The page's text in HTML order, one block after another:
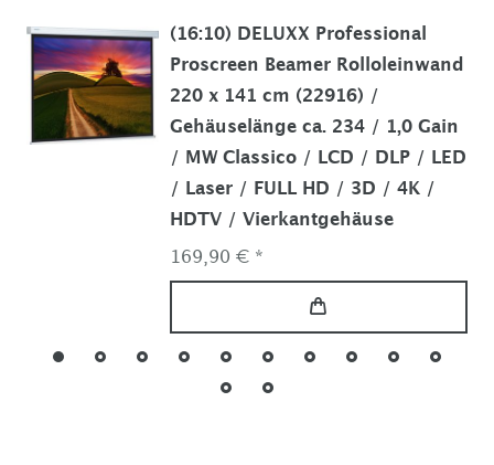
(16:10) DELUXX Professional
Proscreen Beamer Rolloleinwand
220 x 141 cm (22916) /
Gehäuselänge ca. 234 / 1,0 Gain
/ MW Classico / LCD / DLP / LED
/ Laser / FULL HD / 3D / 4K /
HDTV / Vierkantgehäuse
169,90 € *